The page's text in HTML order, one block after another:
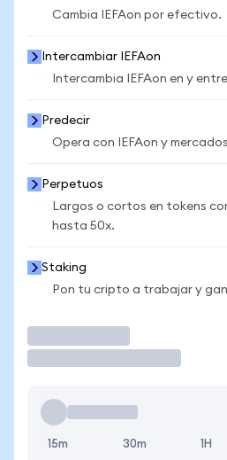
Cambia IEFAon por efectivo.
Intercambiar IEFAon
Intercambia IEFAon en y
Predecir
Opera con IEFAon y
Perpetuos
Largos o cortos en tokens
hasta 50x.
Staking
Pon tu cripto a trabajar y
15m 30m 1H